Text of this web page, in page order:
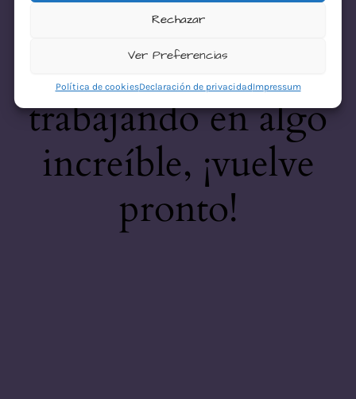
Rechazar
Ver Preferencias
Política de cookiesDeclaración de privacidadImpressum
¡Disculpa este
desastre! Estamos
trabajando en algo
increíble, ¡vuelve
pronto!